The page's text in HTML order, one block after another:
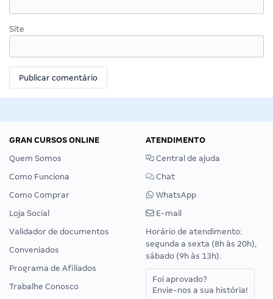
Site
GRAN CURSOS ONLINE
Quem Somos
Como Funciona
Como Comprar
Loja Social
Validador de documentos
Conveniados
Programa de Afiliados
Trabalhe Conosco
ATENDIMENTO
Central de ajuda
Chat
WhatsApp
E-mail
Horário de atendimento:
segunda a sexta (8h às 20h),
sábado (9h às 13h).
Foi aprovado?
Envie-nos a sua história!